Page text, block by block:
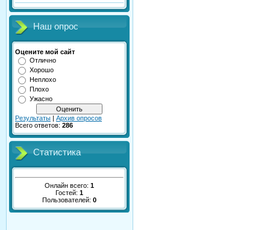
Наш опрос
Оцените мой сайт
Отлично
Хорошо
Неплохо
Плохо
Ужасно
Результаты | Архив опросов
Всего ответов: 286
Статистика
Онлайн всего: 1
Гостей: 1
Пользователей: 0